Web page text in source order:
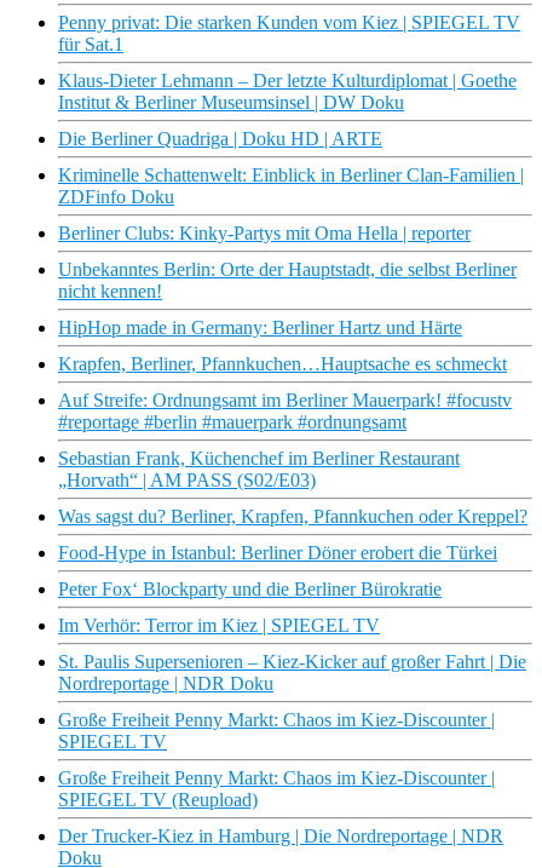
Penny privat: Die starken Kunden vom Kiez | SPIEGEL TV
für Sat.1
Klaus-Dieter Lehmann – Der letzte Kulturdiplomat | Goethe
Institut & Berliner Museumsinsel | DW Doku
Die Berliner Quadriga | Doku HD | ARTE
Kriminelle Schattenwelt: Einblick in Berliner Clan-Familien |
ZDFinfo Doku
Berliner Clubs: Kinky-Partys mit Oma Hella | reporter
Unbekanntes Berlin: Orte der Hauptstadt, die selbst Berliner
nicht kennen!
HipHop made in Germany: Berliner Hartz und Härte
Krapfen, Berliner, Pfannkuchen…Hauptsache es schmeckt
Auf Streife: Ordnungsamt im Berliner Mauerpark! #focustv
#reportage #berlin #mauerpark #ordnungsamt
Sebastian Frank, Küchenchef im Berliner Restaurant
„Horvath“ | AM PASS (S02/E03)
Was sagst du? Berliner, Krapfen, Pfannkuchen oder Kreppel?
Food-Hype in Istanbul: Berliner Döner erobert die Türkei
Peter Fox‘ Blockparty und die Berliner Bürokratie
Im Verhör: Terror im Kiez | SPIEGEL TV
St. Paulis Supersenioren – Kiez-Kicker auf großer Fahrt | Die
Nordreportage | NDR Doku
Große Freiheit Penny Markt: Chaos im Kiez-Discounter |
SPIEGEL TV
Große Freiheit Penny Markt: Chaos im Kiez-Discounter |
SPIEGEL TV (Reupload)
Der Trucker-Kiez in Hamburg | Die Nordreportage | NDR
Doku